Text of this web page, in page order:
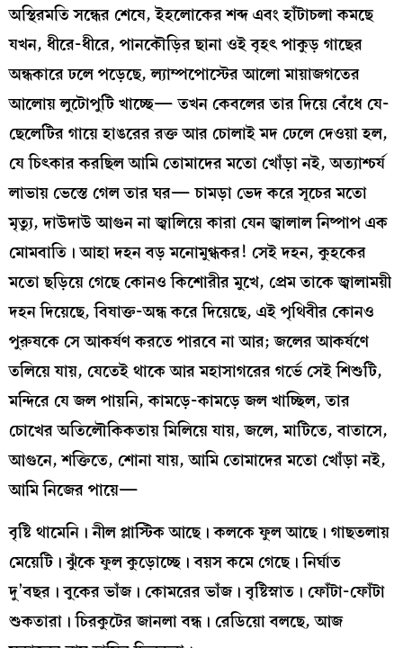
অস্থিরমতি সন্ধের শেষে, ইহলোকের শব্দ এবং হাঁটাচলা কমছে
যখন, ধীরে-ধীরে, পানকৌড়ির ছানা ওই বৃহৎ পাকুড় গাছের
অন্ধকারে ঢলে পড়েছে, ল্যাম্পপোস্টের আলো মায়াজগতের
আলোয় লুটোপুটি খাচ্ছে— তখন কেবলের তার দিয়ে বেঁধে যে-
ছেলেটির গায়ে হাঙরের রক্ত আর চোলাই মদ ঢেলে দেওয়া হল,
যে চিৎকার করছিল আমি তোমাদের মতো খোঁড়া নই, অত্যাশ্চর্য
লাভায় ভেস্তে গেল তার ঘর— চামড়া ভেদ করে সূচের মতো
মৃত্যু, দাউদাউ আগুন না জ্বালিয়ে কারা যেন জ্বালাল নিষ্পাপ এক
মোমবাতি। আহা দহন বড় মনোমুগ্ধকর! সেই দহন, কুহকের
মতো ছড়িয়ে গেছে কোনও কিশোরীর মুখে, প্রেম তাকে জ্বালাময়ী
দহন দিয়েছে, বিষাক্ত-অন্ধ করে দিয়েছে, এই পৃথিবীর কোনও
পুরুষকে সে আকর্ষণ করতে পারবে না আর; জলের আকর্ষণে
তলিয়ে যায়, যেতেই থাকে আর মহাসাগরের গর্ভে সেই শিশুটি,
মন্দিরে যে জল পায়নি, কামড়ে-কামড়ে জল খাচ্ছিল, তার
চোখের অতিলৌকিকতায় মিলিয়ে যায়, জলে, মাটিতে, বাতাসে,
আগুনে, শক্তিতে, শোনা যায়, আমি তোমাদের মতো খোঁড়া নই,
আমি নিজের পায়ে—
বৃষ্টি থামেনি। নীল প্লাস্টিক আছে। কলকে ফুল আছে। গাছতলায়
মেয়েটি। ঝুঁকে ফুল কুড়োচ্ছে। বয়স কমে গেছে। নির্ঘাত
দু’বছর। বুকের ভাঁজ। কোমরের ভাঁজ। বৃষ্টিস্নাত। ফোঁটা-ফোঁটা
শুকতারা। চিরকুটের জানলা বন্ধ। রেডিয়ো বলছে, আজ